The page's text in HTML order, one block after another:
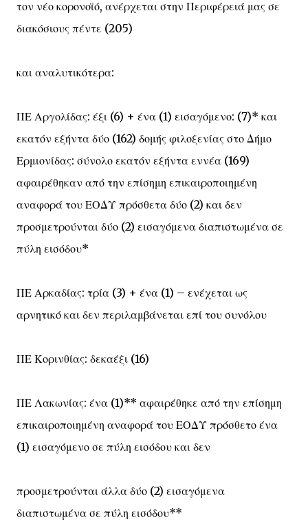
τον νέο κορονοϊό, ανέρχεται στην Περιφέρειά μας σε
διακόσιους πέντε (205)
και αναλυτικότερα:
ΠΕ Αργολίδας: έξι (6) + ένα (1) εισαγόμενο: (7)* και
εκατόν εξήντα δύο (162) δομής φιλοξενίας στο Δήμο
Ερμιονίδας: σύνολο εκατόν εξήντα εννέα (169)
αφαιρέθηκαν από την επίσημη επικαιροποιημένη
αναφορά του ΕΟΔΥ πρόσθετα δύο (2) και δεν
προσμετρούνται δύο (2) εισαγόμενα διαπιστωμένα σε
πύλη εισόδου*
ΠΕ Αρκαδίας: τρία (3) + ένα (1) – ενέχεται ως
αρνητικό και δεν περιλαμβάνεται επί του συνόλου
ΠΕ Κορινθίας: δεκαέξι (16)
ΠΕ Λακωνίας: ένα (1)** αφαιρέθηκε από την επίσημη
επικαιροποιημένη αναφορά του ΕΟΔΥ πρόσθετο ένα
(1) εισαγόμενο σε πύλη εισόδου και δεν
προσμετρούνται άλλα δύο (2) εισαγόμενα
διαπιστωμένα σε πύλη εισόδου**